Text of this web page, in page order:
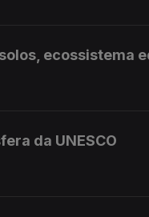
ecossistema
da UNESCO